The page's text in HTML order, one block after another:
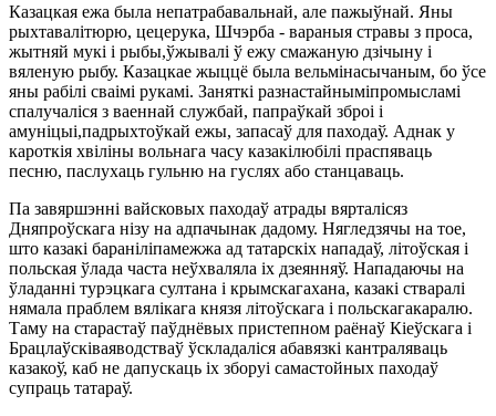
Казацкая ежа была непатрабавальнай, але пажыўнай. Яны
рыхтавалітюрю, цецерука, Шчэрба - вараныя стравы з проса,
жытняй мукі і рыбы,ўжывалі ў ежу смажаную дзічыну і
вяленую рыбу. Казацкае жыццё была вельмінасычаным, бо ўсе
яны рабілі сваімі рукамі. Заняткі разнастайныміпромысламі
спалучаліся з ваеннай службай, папраўкай зброі і
амуніцыі,падрыхтоўкай ежы, запасаў для паходаў. Аднак у
кароткія хвіліны вольнага часу казакілюбілі праспяваць
песню, паслухаць гульню на гуслях або станцаваць.
Па завяршэнні вайсковых паходаў атрады вярталісяз
Дняпроўскага нізу на адпачынак дадому. Нягледзячы на тое,
што казакі бараніліпамежжа ад татарскіх нападаў, літоўская і
польская ўлада часта неўхваляла іх дзеянняў. Нападаючы на
ўладанні турэцкага султана і крымскагахана, казакі стваралі
нямала праблем вялікага князя літоўскага і польскагакаралю.
Таму на старастаў паўднёвых пристепном раёнаў Кіеўскага і
Брацлаўсківаяводстваў ўскладаліся абавязкі кантраляваць
казакоў, каб не дапускаць іх зборуі самастойных паходаў
супраць татараў.